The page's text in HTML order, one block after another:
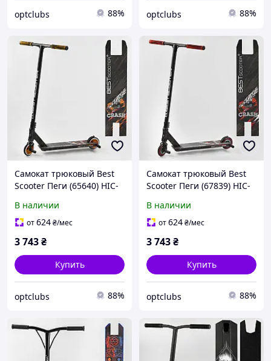
optclubs 88% optclubs 88%
Самокат трюковый Best
Scooter Пеги (65640) HIC-
В наличии
от624₴/мес
3 743₴
Купить
optclubs 88%
Самокат трюковый Best
Scooter Пеги (67839) HIC-
В наличии
от624₴/мес
3 743₴
Купить
optclubs 88%